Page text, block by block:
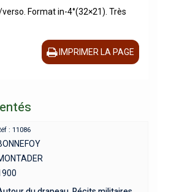
Format in-4°(32×21). Très
IMPRIMER LA PAGE
: 11086